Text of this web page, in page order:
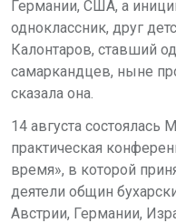
Германии, США, а
одноклассник, друг
Калонтаров, ставший
самаркандцев, ныне
сказала она.
14 августа состоялась
практическая
время», в которой
деятели общин
Австрии, Германии,